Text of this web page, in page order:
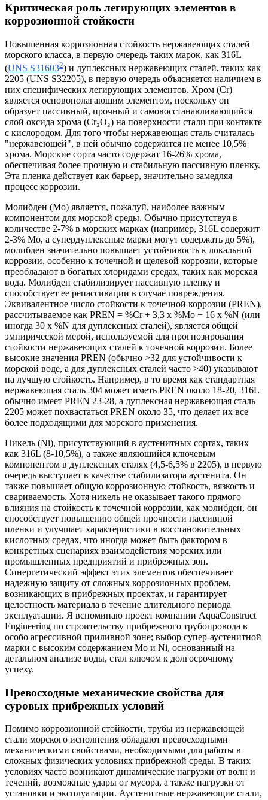
Критическая роль легирующих элементов в
коррозионной стойкости
Повышенная коррозионная стойкость нержавеющих сталей
морского класса, в первую очередь таких марок, как 316L
(UNS S316032) и дуплексных нержавеющих сталей, таких как
2205 (UNS S32205), в первую очередь объясняется наличием в
них специфических легирующих элементов. Хром (Cr)
является основополагающим элементом, поскольку он
образует пассивный, прочный и самовосстанавливающийся
слой оксида хрома (Cr₂O₃) на поверхности стали при контакте
с кислородом. Для того чтобы нержавеющая сталь считалась
"нержавеющей", в ней обычно содержится не менее 10,5%
хрома. Морские сорта часто содержат 16-26% хрома,
обеспечивая более прочную и стабильную пассивную пленку.
Эта пленка действует как барьер, значительно замедляя
процесс коррозии.
Молибден (Mo) является, пожалуй, наиболее важным
компонентом для морской среды. Обычно присутствуя в
количестве 2-7% в морских марках (например, 316L содержит
2-3% Mo, а супердуплексные марки могут содержать до 5%),
молибден значительно повышает устойчивость к локальной
коррозии, особенно к точечной и щелевой коррозии, которые
преобладают в богатых хлоридами средах, таких как морская
вода. Молибден стабилизирует пассивную пленку и
способствует ее репассивации в случае повреждения.
Эквивалентное число стойкости к точечной коррозии (PREN),
рассчитываемое как PREN = %Cr + 3,3 x %Mo + 16 x %N (или
иногда 30 x %N для дуплексных сталей), является общей
эмпирической мерой, используемой для прогнозирования
стойкости нержавеющих сталей к точечной коррозии. Более
высокие значения PREN (обычно >32 для устойчивости к
морской воде, а для дуплексных сталей часто >40) указывают
на лучшую стойкость. Например, в то время как стандартная
нержавеющая сталь 304 может иметь PREN около 18-20, 316L
обычно имеет PREN 23-28, а дуплексная нержавеющая сталь
2205 может похвастаться PREN около 35, что делает их все
более подходящими для морского применения.
Никель (Ni), присутствующий в аустенитных сортах, таких
как 316L (8-10,5%), а также являющийся ключевым
компонентом в дуплексных сталях (4,5-6,5% в 2205), в первую
очередь выступает в качестве стабилизатора аустенита. Он
также повышает общую коррозионную стойкость, вязкость и
свариваемость. Хотя никель не оказывает такого прямого
влияния на стойкость к точечной коррозии, как молибден, он
способствует повышению общей прочности пассивной
пленки и улучшает характеристики в восстановительных
кислотных средах, что иногда может быть фактором в
конкретных сценариях взаимодействия морских или
промышленных предприятий и прибрежных зон.
Синергетический эффект этих элементов обеспечивает
надежную защиту от сложных коррозионных проблем,
возникающих в прибрежных проектах, и гарантирует
целостность материала в течение длительного периода
эксплуатации. Я вспоминаю проект компании AquaConstruct
Engineering по строительству прибрежного трубопровода в
особо агрессивной приливной зоне; выбор супер-аустенитной
марки с высоким содержанием Mo и Ni, основанный на
детальном анализе воды, стал ключом к долгосрочному
успеху.
Превосходные механические свойства для
суровых прибрежных условий
Помимо коррозионной стойкости, трубы из нержавеющей
стали морского исполнения обладают превосходными
механическими свойствами, необходимыми для работы в
сложных физических условиях прибрежной среды. В таких
условиях часто возникают динамические нагрузки от волн и
течений, возможные удары от мусора, а также нагрузки от
установки и эксплуатации. Аустенитные нержавеющие стали,